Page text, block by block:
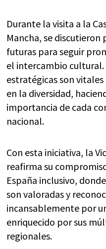
Durante la visita a la
Mancha, se
futuras para seguir
el intercambio cultural.
estratégicas son
en la diversidad,
importancia de cada
nacional.
Con esta iniciativa, la
reafirma su
España inclusivo,
son valoradas y
incansablemente por
enriquecido por sus
regionales.